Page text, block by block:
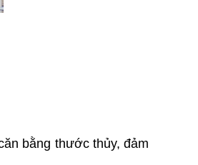
bằng thước thủy, đảm